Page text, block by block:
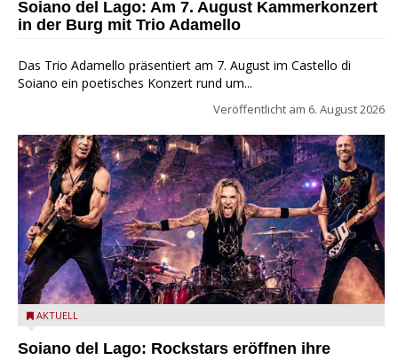
Soiano del Lago: Am 7. August Kammerkonzert
in der Burg mit Trio Adamello
Das Trio Adamello präsentiert am 7. August im Castello di
Soiano ein poetisches Konzert rund um...
Veröffentlicht am 6. August 2026
Stef Burns, Will Hunt und Andrea Torresani im Summer Rock
AKTUELL
Soiano del Lago: Rockstars eröffnen ihre